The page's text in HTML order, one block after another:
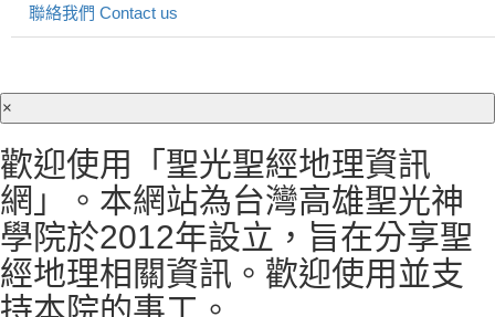
聯絡我們 Contact us
×
歡迎使用「聖光聖經地理資訊
網」。本網站為台灣高雄聖光神
學院於2012年設立，旨在分享聖
經地理相關資訊。歡迎使用並支